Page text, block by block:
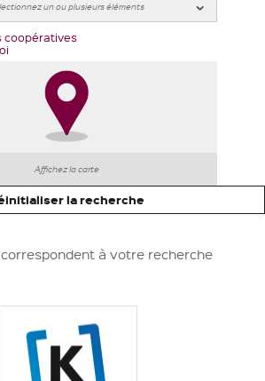
coopératives
Affichez la carte
la recherche
à votre recherche